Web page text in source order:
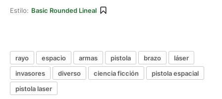
Estilo: Basic Rounded Lineal
rayo espacio armas pistola brazo
láser
invasores
diverso ciencia ficción
pistola espacial
pistola laser